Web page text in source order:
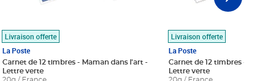
Livraison offerte
La Poste
Carnet de 12 timbres - Maman dans l'art -
Lettre verte
Livraison offerte
La Poste
Carnet de 12 timbres - Le
Lettre verte